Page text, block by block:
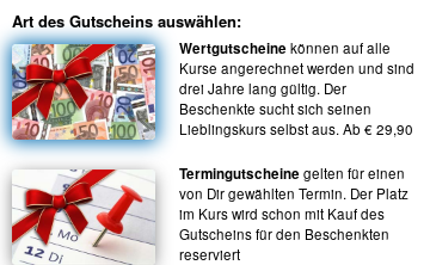
Art des Gutscheins auswählen:
Wertgutscheine können auf alle
Kurse angerechnet werden und sind
drei Jahre lang gültig. Der
Beschenkte sucht sich seinen
Lieblingskurs selbst aus. Ab € 29,90
Termingutscheine gelten für einen
von Dir gewählten Termin. Der Platz
im Kurs wird schon mit Kauf des
Gutscheins für den Beschenkten
reserviert